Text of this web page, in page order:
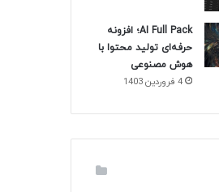
AI Full Pack؛ افزونه
حرفه‌ای تولید محتوا با
هوش مصنوعی
4 فروردین 1403